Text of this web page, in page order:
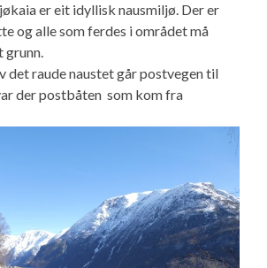
er eit idyllisk nausmiljø. Der er
og alle som ferdes i området må
grunn.
det raude naustet går postvegen til
der postbåten som kom fra